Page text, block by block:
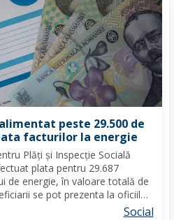
peste 29.500 de
facturilor la energie
Plăți și Inspecție Socială
plata pentru 29.687
de energie, în valoare totală de
se pot prezenta la oficiile
a utiliza suma la plata
Social